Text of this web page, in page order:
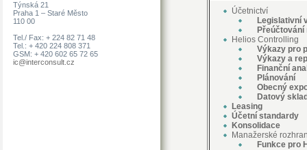
Týnská 21
Praha 1 – Staré Město
110 00
Tel./ Fax: + 224 82 71 48
Tel.: + 420 224 808 371
GSM: + 420 602 65 72 65
ic@interconsult.cz
Účetnictví
Legislativní
Přeúčtování
Helios Controlling
Výkazy pro
Výkazy a
Finanční
Plánování
Obecný
Datový
Leasing
Účetní standardy
Konsolidace
Manažerské
Funkce pro